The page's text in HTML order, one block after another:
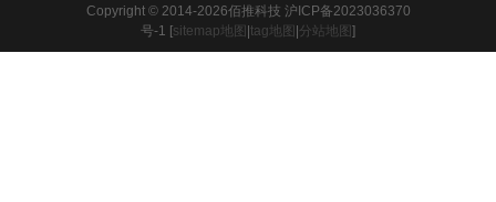
Copyright © 2014-2026佰推科技 沪ICP备2023036370
号-1 [sitemap地图 tag地图 分站地图 ]